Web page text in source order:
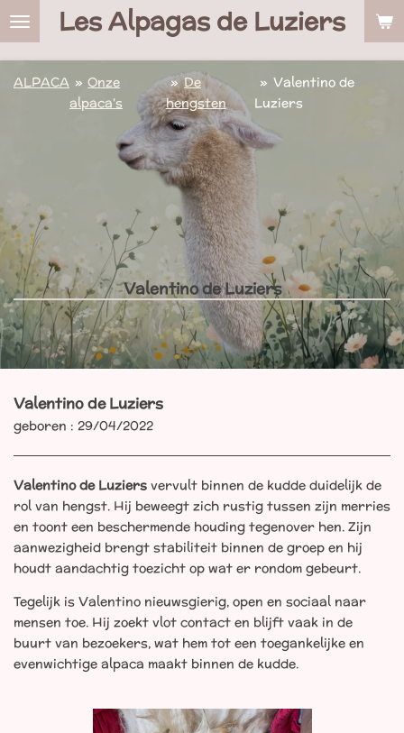
Ga
naar
de
hoofdinhoud
Les Alpagas de Luziers
ALPACA » Onze
alpaca's
» De
hengsten
» Valentino de
Luziers
Valentino de Luziers
Valentino de Luziers
geboren : 29/04/2022
Valentino de Luziers vervult binnen de kudde duidelijk de
rol van hengst. Hij beweegt zich rustig tussen zijn merries
en toont een beschermende houding tegenover hen. Zijn
aanwezigheid brengt stabiliteit binnen de groep en hij
houdt aandachtig toezicht op wat er rondom gebeurt.
Tegelijk is Valentino nieuwsgierig, open en sociaal naar
mensen toe. Hij zoekt vlot contact en blijft vaak in de
buurt van bezoekers, wat hem tot een toegankelijke en
evenwichtige alpaca maakt binnen de kudde.